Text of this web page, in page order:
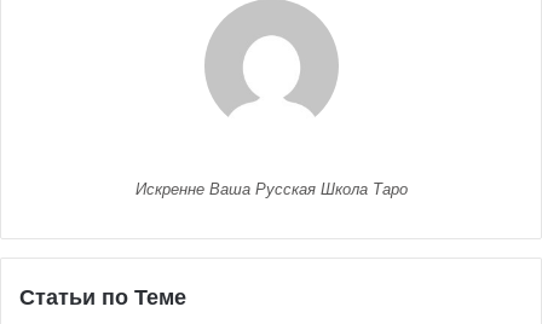
Искренне Ваша Русская Школа Таро
Статьи по Теме